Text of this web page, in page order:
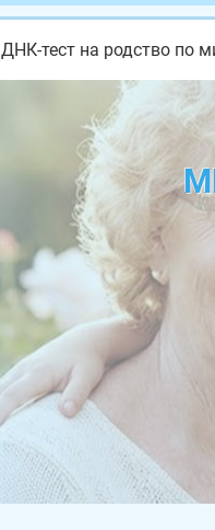
ДНК-тест на родство по